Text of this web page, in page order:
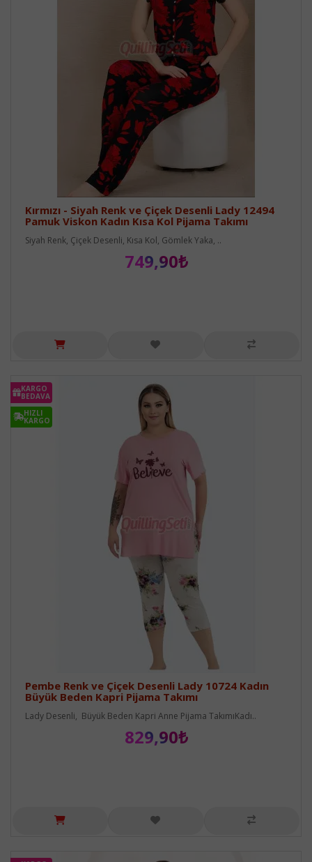
Kırmızı - Siyah Renk ve Çiçek Desenli Lady 12494
Pamuk Viskon Kadın Kısa Kol Pijama Takımı
Siyah Renk, Çiçek Desenli, Kısa Kol, Gömlek Yaka, ..
749,90₺
KARGO
BEDAVA
HIZLI
KARGO
Pembe Renk ve Çiçek Desenli Lady 10724 Kadın
Büyük Beden Kapri Pijama Takımı
Lady Desenli, Büyük Beden Kapri Anne Pijama TakımıKadı..
829,90₺